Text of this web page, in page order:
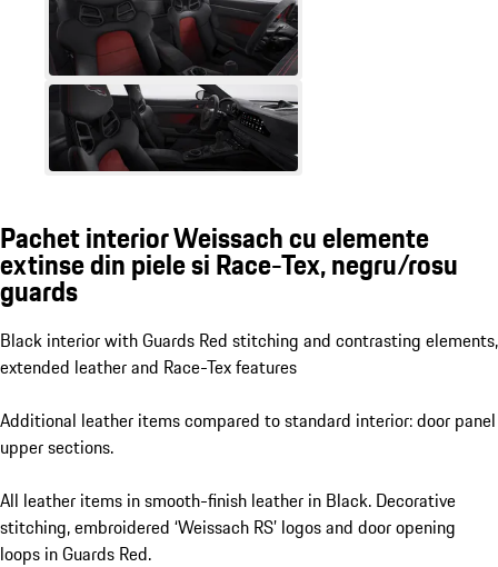
Pachet interior Weissach cu elemente
extinse din piele si Race-Tex, negru/rosu
guards
Black interior with Guards Red stitching and contrasting elements,
extended leather and Race-Tex features
Additional leather items compared to standard interior: door panel
upper sections.
All leather items in smooth-finish leather in Black. Decorative
stitching, embroidered ‘Weissach RS’ logos and door opening
loops in Guards Red.